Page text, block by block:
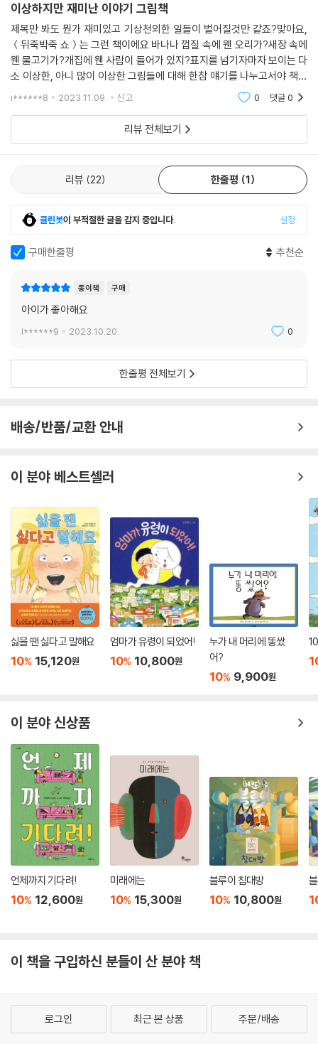
이상하지만 재미난 이야기 그림책
제목만 봐도 뭔가 재미있고 기상천외한 일들이 벌어질것만 같죠?맞아요,
＜뒤죽박죽 쇼＞는 그런 책이에요.바나나 껍질 속에 웬 오리가?새장 속에
웬 물고기가?개집에 웬 사람이 들어가 있지?표지를 넘기자마자 보이는 다
소 이상한, 아니 많이 이상한 그림들에 대해 한참 얘기를 나누고서야 책장
을 넘겼답니다.오리가 바나나를 먹으러 들어갔다가 다 먹고서 나온게 아닐
i******8 2023.11.09. 신고 0 댓글0
리뷰 전체보기
리뷰 22 한줄평 1
클린봇이 부적절한 글을 감지 중입니다. 설정
구매한줄평 추천순
종이책 구매
아이가 좋아해요
l******9 2023.10.20. 0
한줄평 전체보기
배송/반품/교환 안내
이 분야 베스트셀러
싫을 땐 싫다고 말해요
10% 15,120원
엄마가 유령이 되었어!
10% 10,800원
누가 내 머리에 똥쌌
어?
10% 9,900원
이 분야 신상품
언제까지 기다려!
10% 12,600원
미래에는
10% 15,300원
블루이 침대방
10% 10,800원
이 책을 구입하신 분들이 산 분야 책
로그인 최근 본 상품 주문/배송